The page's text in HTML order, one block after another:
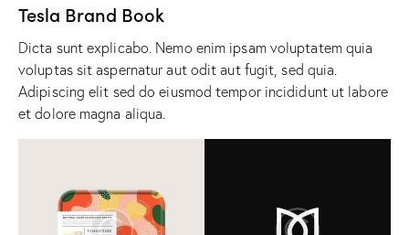
Tesla Brand Book
Dicta sunt explicabo. Nemo enim ipsam voluptatem quia
voluptas sit aspernatur aut odit aut fugit, sed quia.
Adipiscing elit sed do eiusmod tempor incididunt ut labore
et dolore magna aliqua.